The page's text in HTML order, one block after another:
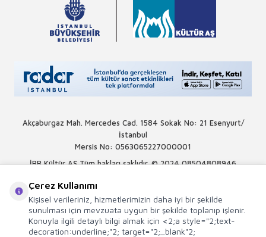
Akçaburgaz Mah. Mercedes Cad. 1584 Sokak No: 21 Esenyurt/
İstanbul
Mersis No: 0563065227000001
İBB Kültür AŞ Tüm hakları saklıdır. © 2024 08504808946
Çerez Kullanımı
Kişisel verileriniz, hizmetlerimizin daha iyi bir şekilde
sunulması için mevzuata uygun bir şekilde toplanıp işlenir.
Konuyla ilgili detaylı bilgi almak için <2;a style="2;text-
decoration:underline;"2; target="2;_blank"2;